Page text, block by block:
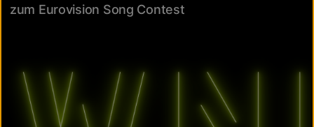
zum Eurovision Song Contest